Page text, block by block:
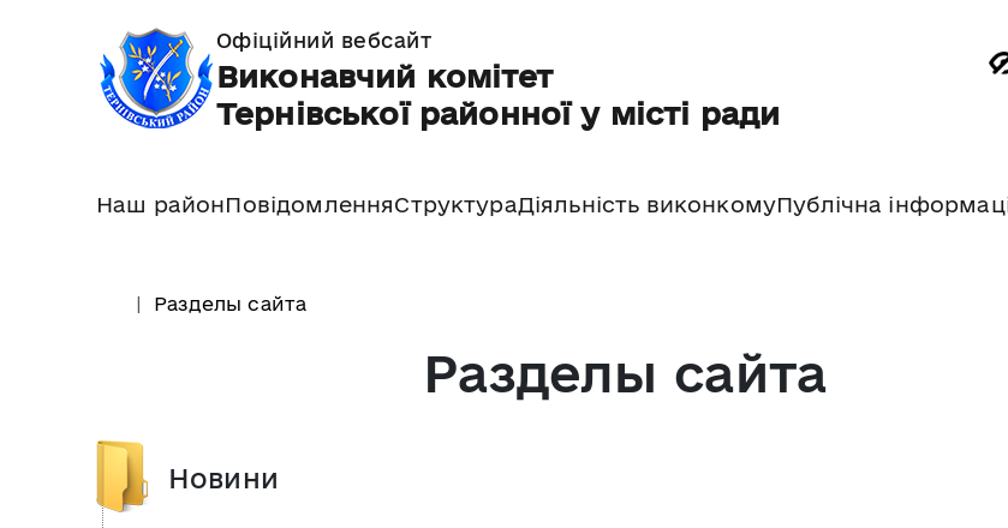
Офіційний вебсайт
Виконавчий комітет
Тернівської районної у місті ради
Наш районПовідомленняСтруктураДіяльність виконкомуПублічна
Разделы сайта
Разделы сайта
Новини